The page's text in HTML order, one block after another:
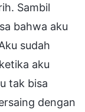
Sambil
bahwa aku
sudah
aku
tak bisa
dengan